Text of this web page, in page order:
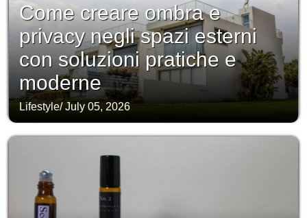
Come creare ombra e
privacy negli spazi esterni
con soluzioni pratiche e
moderne
Lifestyle/July 05, 2026